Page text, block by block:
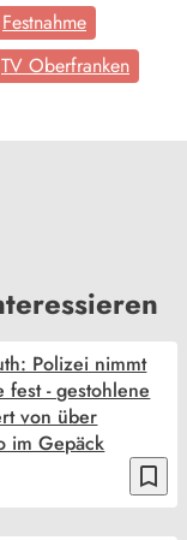
Festnahme
TV Oberfranken
bookmark_border
Polizei nimmt
fest - gestohlene
von über
im Gepäck